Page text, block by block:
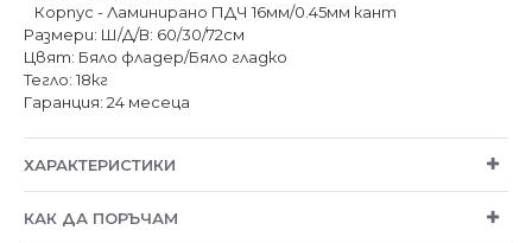
Корпус - Ламинирано ПДЧ 16мм/0.45мм кант
Размери: Ш/Д/В: 60/30/72см
Цвят: Бяло фладер/Бяло гладко
Тегло: 18кг
Гаранция: 24 месеца
ХАРАКТЕРИСТИКИ
КАК ДА ПОРЪЧАМ